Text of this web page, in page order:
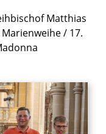
Matthias
/ 17.